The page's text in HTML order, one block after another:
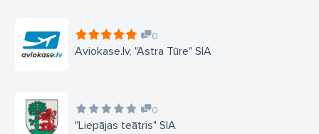
Aviokase.lv, "Astra Tūre" SIA
0
"Liepājas teātris" SIA
0